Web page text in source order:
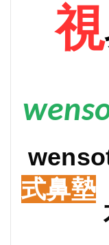
視
式鼻墊